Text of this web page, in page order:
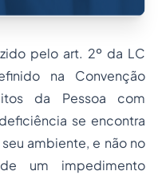
pelo art. 2º da LC
na Convenção
da Pessoa com
se encontra
ambiente, e não no
um impedimento